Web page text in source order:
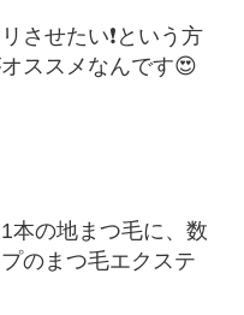
させたい❗️という方
ススメなんです😍
本の地まつ毛に、数
のまつ毛エクステ